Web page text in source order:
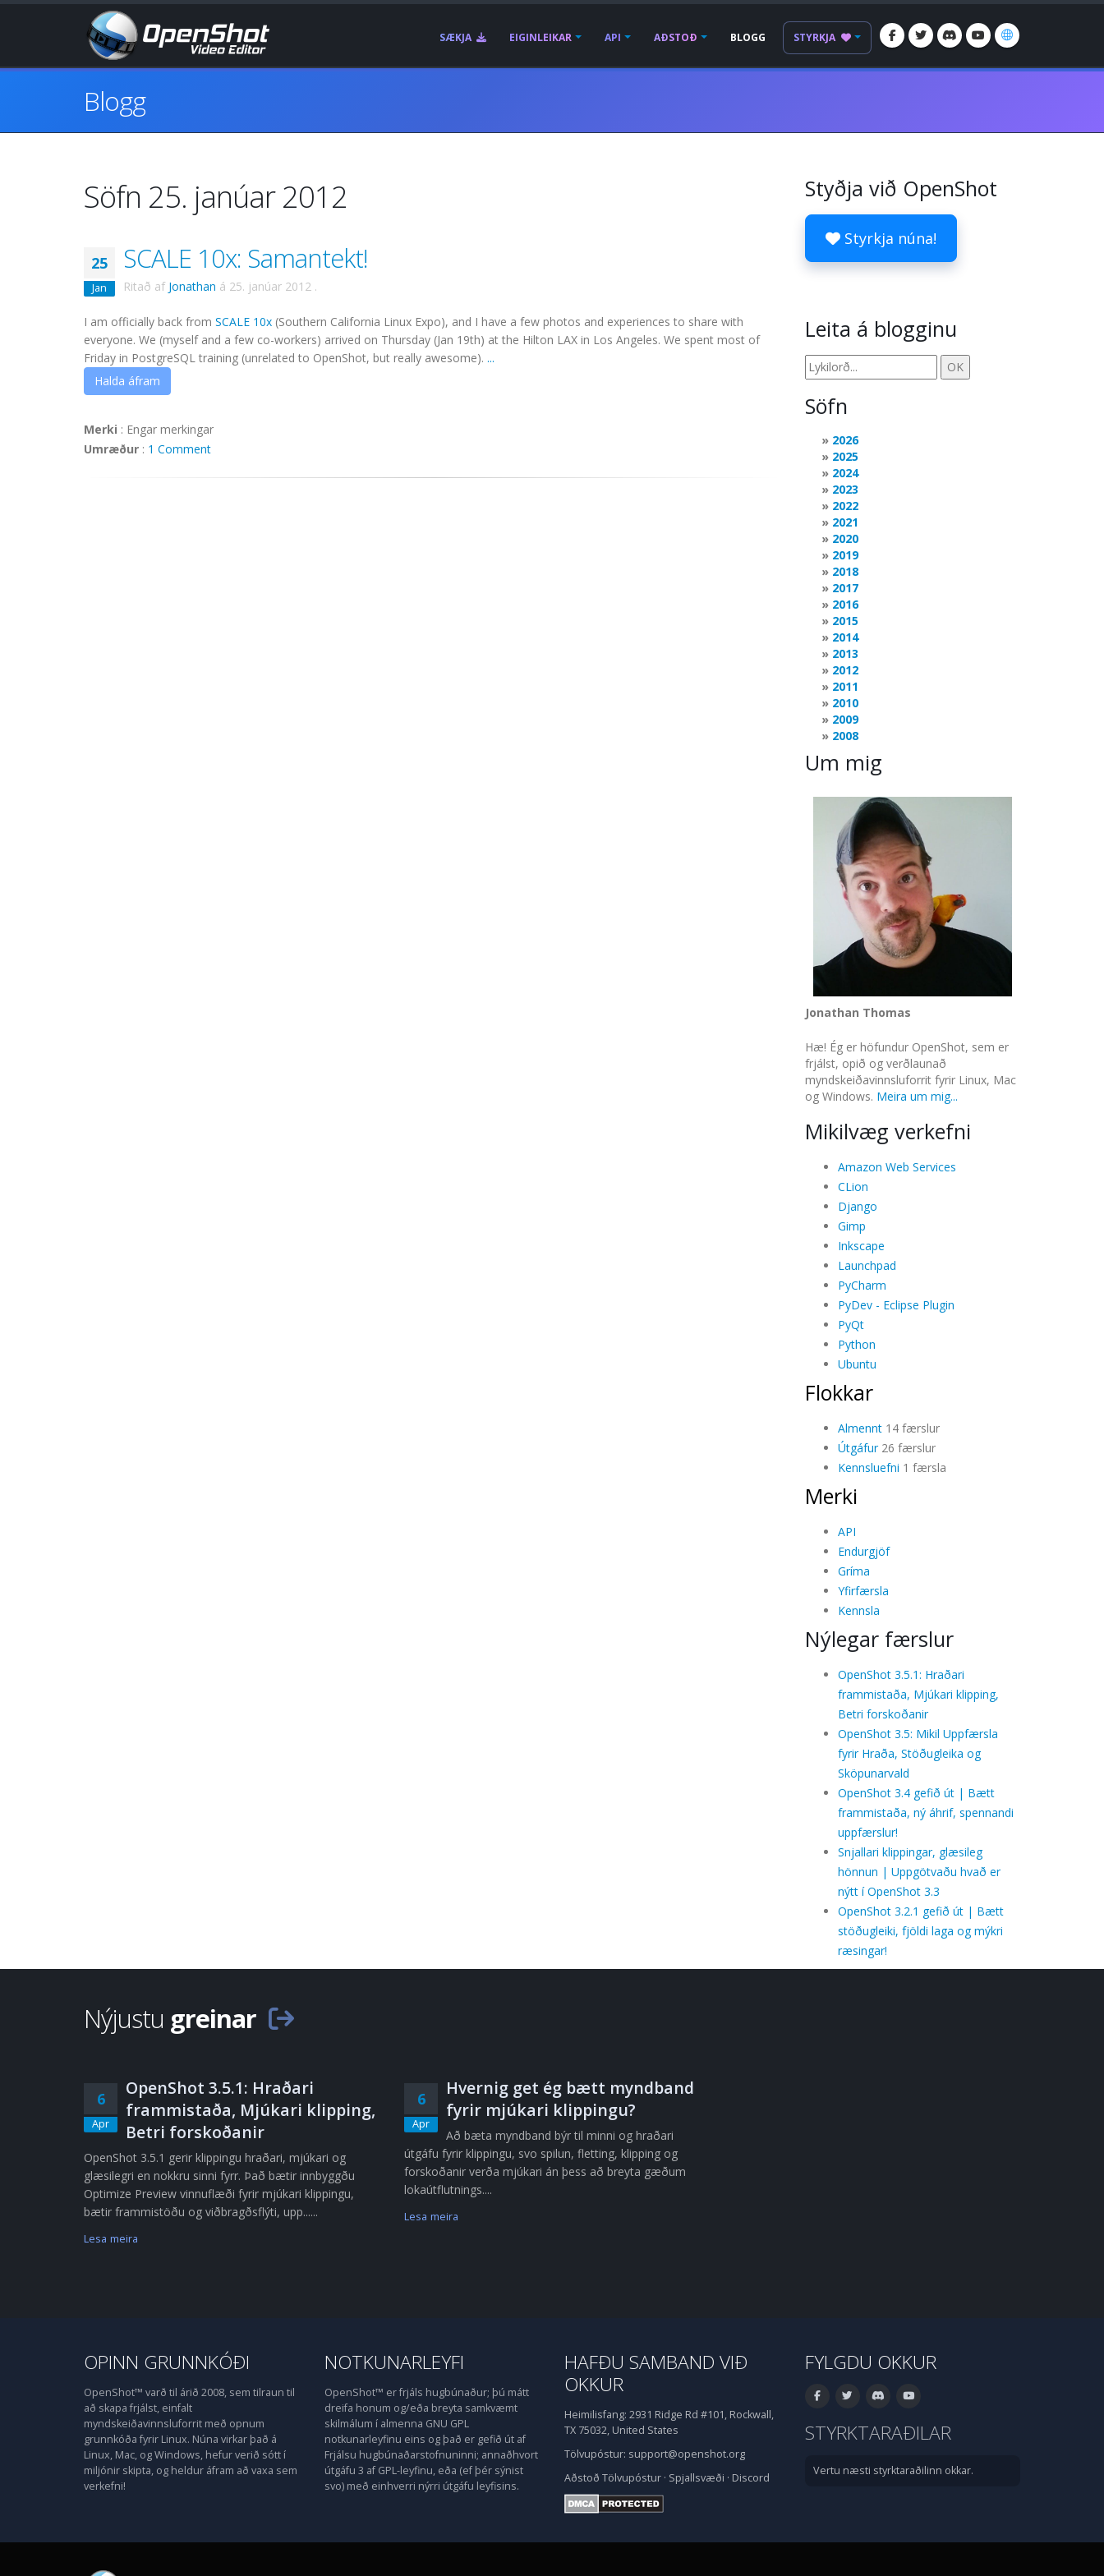
SÆKJA EIGINLEIKAR API AÐSTOÐ BLOGG STYRKJA
Blogg
Söfn 25. janúar 2012
25
Jan
SCALE 10x: Samantekt!
Ritað af Jonathan á 25. janúar 2012 .
I am officially back from SCALE 10x (Southern California Linux Expo), and I have a few photos and experiences to share with
everyone. We (myself and a few co-workers) arrived on Thursday (Jan 19th) at the Hilton LAX in Los Angeles. We spent most of
Friday in PostgreSQL training (unrelated to OpenShot, but really awesome). ...
Halda áfram
Merki : Engar merkingar
Umræður : 1 Comment
Styðja við OpenShot
Styrkja núna!
Leita á blogginu
Söfn
2026
2025
2024
2023
2022
2021
2020
2019
2018
2017
2016
2015
2014
2013
2012
2011
2010
2009
2008
Um mig
Jonathan Thomas
Hæ! Ég er höfundur OpenShot, sem er
frjálst, opið og verðlaunað
myndskeiðavinnsluforrit fyrir Linux, Mac
og Windows. Meira um mig...
Mikilvæg verkefni
Amazon Web Services
CLion
Django
Gimp
Inkscape
Launchpad
PyCharm
PyDev - Eclipse Plugin
PyQt
Python
Ubuntu
Flokkar
Almennt14 færslur
Útgáfur26 færslur
Kennsluefni 1 færsla
Merki
API
Endurgjöf
Gríma
Yfirfærsla
Kennsla
Nýlegar færslur
OpenShot 3.5.1: Hraðari
frammistaða, Mjúkari klipping,
Betri forskoðanir
OpenShot 3.5: Mikil Uppfærsla
fyrir Hraða, Stöðugleika og
Sköpunarvald
OpenShot 3.4 gefið út | Bætt
frammistaða, ný áhrif, spennandi
uppfærslur!
Snjallari klippingar, glæsileg
hönnun | Uppgötvaðu hvað er
nýtt í OpenShot 3.3
OpenShot 3.2.1 gefið út | Bætt
stöðugleiki, fjöldi laga og mýkri
ræsingar!
Nýjustu greinar
6
Apr
OpenShot 3.5.1: Hraðari
frammistaða, Mjúkari klipping,
Betri forskoðanir
OpenShot 3.5.1 gerir klippingu hraðari, mjúkari og
glæsilegri en nokkru sinni fyrr. Það bætir innbyggðu
Optimize Preview vinnuflæði fyrir mjúkari klippingu,
bætir frammistöðu og viðbragðsflýti, upp......
Lesa meira
6
Apr
Hvernig get ég bætt myndband
fyrir mjúkari klippingu?
Að bæta myndband býr til minni og hraðari
útgáfu fyrir klippingu, svo spilun, fletting, klipping og
forskoðanir verða mjúkari án þess að breyta gæðum
lokaútflutnings....
Lesa meira
OPINN GRUNNKÓÐI
OpenShot™ varð til árið 2008, sem tilraun til
að skapa frjálst, einfalt
myndskeiðavinnsluforrit með opnum
grunnkóða fyrir Linux. Núna virkar það á
Linux, Mac, og Windows, hefur verið sótt í
miljónir skipta, og heldur áfram að vaxa sem
verkefni!
NOTKUNARLEYFI
OpenShot™ er frjáls hugbúnaður; þú mátt
dreifa honum og/eða breyta samkvæmt
skilmálum í almenna GNU GPL
notkunarleyfinu eins og það er gefið út af
Frjálsu hugbúnaðarstofnuninni; annaðhvort
útgáfu 3 af GPL-leyfinu, eða (ef þér sýnist
svo) með einhverri nýrri útgáfu leyfisins.
HAFÐU SAMBAND VIÐ
OKKUR
Heimilisfang: 2931 Ridge Rd #101, Rockwall,
TX 75032, United States
Tölvupóstur: support@openshot.org
Aðstoð Tölvupóstur · Spjallsvæði · Discord
FYLGDU OKKUR
STYRKTARAÐILAR
Vertu næsti styrktaraðilinn okkar.